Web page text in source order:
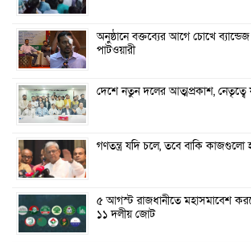
অনুষ্ঠানে বক্তব্যের আগে চোখে
পাটওয়ারী
দেশে নতুন দলের আত্মপ্রকাশ, নেতৃত্বে
গণতন্ত্র যদি চলে, তবে বাকি কাজগুলো
৫ আগস্ট রাজধানীতে মহাসমাবেশ
১১ দলীয় জোট